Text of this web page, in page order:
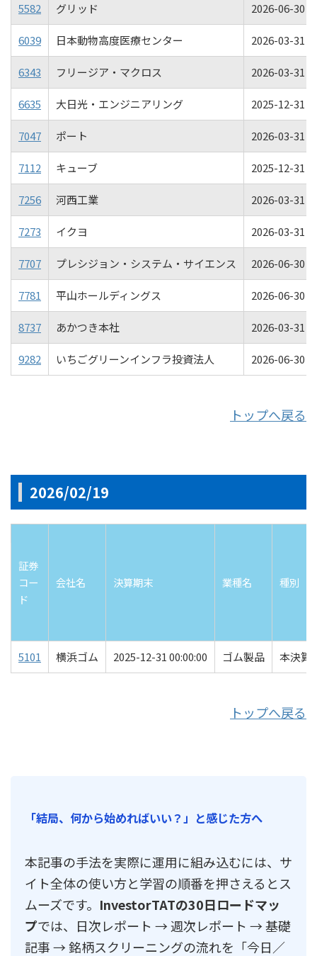
5582 グリッド 2026-06-30
6039 日本動物高度医療センター 2026-03-31
6343 フリージア・マクロス 2026-03-31
6635 大日光・エンジニアリング 2025-12-31
7047 ポート 2026-03-31
7112 キューブ 2025-12-31
7256 河西工業 2026-03-31
7273 イクヨ 2026-03-31
7707 プレシジョン・システム・サイエンス 2026-06-30
7781 平山ホールディングス 2026-06-30
8737 あかつき本社 2026-03-31
9282 いちごグリーンインフラ投資法人 2026-06-30
トップへ戻る
2026/02/19
証券
コー
ド
会社名 決算期末 業種名 種別
5101 横浜ゴム 2025-12-31 00:00:00 ゴム製品 本決算
トップへ戻る
「結局、何から始めればいい？」と感じた方へ
本記事の手法を実際に運用に組み込むには、サ
イト全体の使い方と学習の順番を押さえるとス
ムーズです。 InvestorTATの30日ロードマッ
プでは、日次レポート → 週次レポート → 基礎
記事 → 銘柄スクリーニングの流れを「今日／